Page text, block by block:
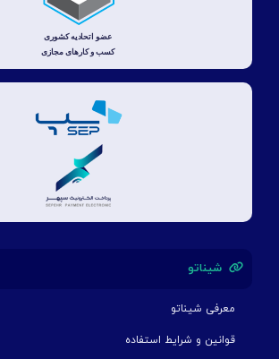
شیناتو
معرفی شیناتو
قوانین و شرایط استفاده